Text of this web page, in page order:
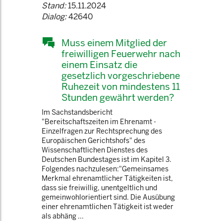
Stand:15.11.2024
Dialog:42640
Muss einem Mitglied der
freiwilligen Feuerwehr nach
einem Einsatz die
gesetzlich vorgeschriebene
Ruhezeit von mindestens 11
Stunden gewährt werden?
Im Sachstandsbericht
"Bereitschaftszeiten im Ehrenamt -
Einzelfragen zur Rechtsprechung des
Europäischen Gerichtshofs" des
Wissenschaftlichen Dienstes des
Deutschen Bundestages ist im Kapitel 3.
Folgendes nachzulesen:"Gemeinsames
Merkmal ehrenamtlicher Tätigkeiten ist,
dass sie freiwillig, unentgeltlich und
gemeinwohlorientiert sind. Die Ausübung
einer ehrenamtlichen Tätigkeit ist weder
als abhäng ...